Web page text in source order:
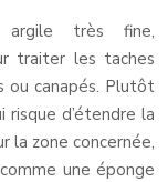
très fine,
traiter les taches
ou canapés. Plutôt
d’étendre la
la zone concernée,
une éponge